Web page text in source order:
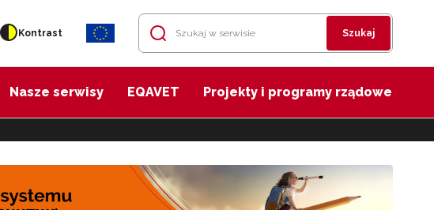
Kontrast Szukaj
Nasze serwisy EQAVET Projekty i programy rządowe